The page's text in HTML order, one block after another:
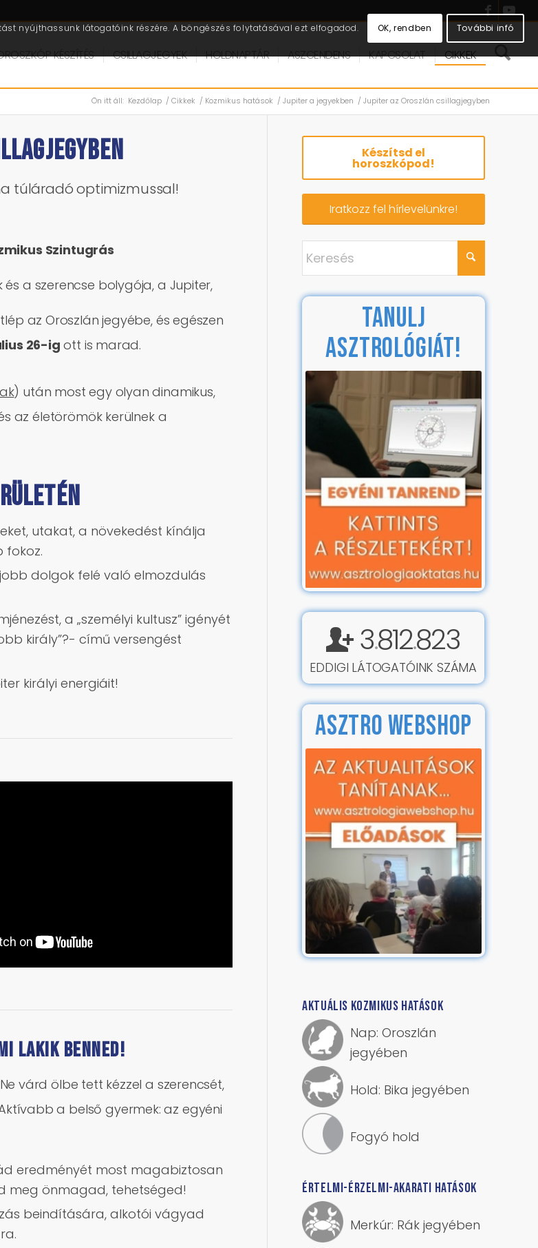
KÉSZÍTÉS CSILLAGJEGYEK HOLDNAPTÁR ASZCENDENS KAPCSOLAT CIKKEK
Ön itt áll: Kezdőlap / Cikkek / Kozmikus hatások / Jupiter a jegyekben / Jupiter az Oroszlán csillagjegyben
túláradó optimizmussal!
Szintugrás
a szerencse bolygója, a Jupiter,
az Oroszlán jegyébe, és egészen
26-igott is marad.
) után most egy olyan dinamikus,
az életörömök kerülnek a
utakat, a növekedést kínálja
fokoz.
dolgok felé való elmozdulás
a „személyi kultusz” igényét
király”?- című versengést
királyi energiáit!
lakik benned!
várd ölbe tett kézzel a szerencsét,
a belső gyermek: az egyéni
eredményét most magabiztosan
meg önmagad, tehetséged!
beindítására, alkotói vágyad
Készítsd el
horoszkópod!
Iratkozz fel hírlevelünkre!
TANULJ
ASZTROLÓGIÁT!
3.812.823
EDDIGI LÁTOGATÓINK SZÁMA
ASZTRO WEBSHOP
AKTUÁLIS KOZMIKUS HATÁSOK
Nap: Oroszlán
jegyében
Hold: Bika jegyében
Fogyó hold
ÉRTELMI-ÉRZELMI-AKARATI HATÁSOK
Merkúr: Rák jegyében
nyújthassunk látogatóink részére. A böngészés folytatásával ezt elfogadod. OK, rendben További infó